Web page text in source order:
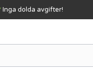
Inga dolda avgifter!